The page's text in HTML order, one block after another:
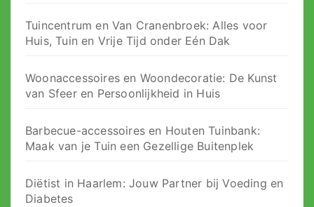
Tuincentrum en Van Cranenbroek: Alles voor
Huis, Tuin en Vrije Tijd onder Eén Dak
Woonaccessoires en Woondecoratie: De Kunst
van Sfeer en Persoonlijkheid in Huis
Barbecue-accessoires en Houten Tuinbank:
Maak van je Tuin een Gezellige Buitenplek
Diëtist in Haarlem: Jouw Partner bij Voeding en
Diabetes